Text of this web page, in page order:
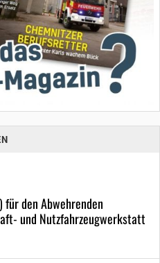
den Abwehrenden
und Nutzfahrzeugwerkstatt